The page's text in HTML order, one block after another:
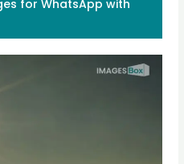
for WhatsApp with